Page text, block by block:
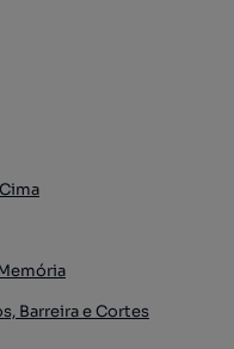
Barreira e Cortes